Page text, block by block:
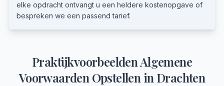
elke opdracht ontvangt u een heldere kostenopgave of
bespreken we een passend tarief.
PraktijkvoorbeeldenAlgemene
Voorwaarden Opstellen in Drachten